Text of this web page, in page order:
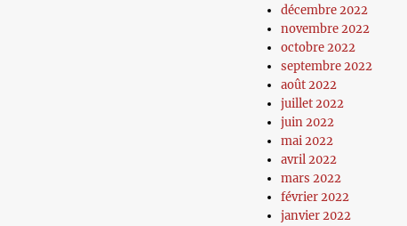
décembre 2022
novembre 2022
octobre 2022
septembre 2022
août 2022
juillet 2022
juin 2022
mai 2022
avril 2022
mars 2022
février 2022
janvier 2022